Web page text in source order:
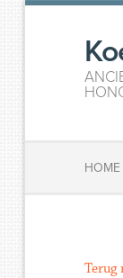
HOME
Terug